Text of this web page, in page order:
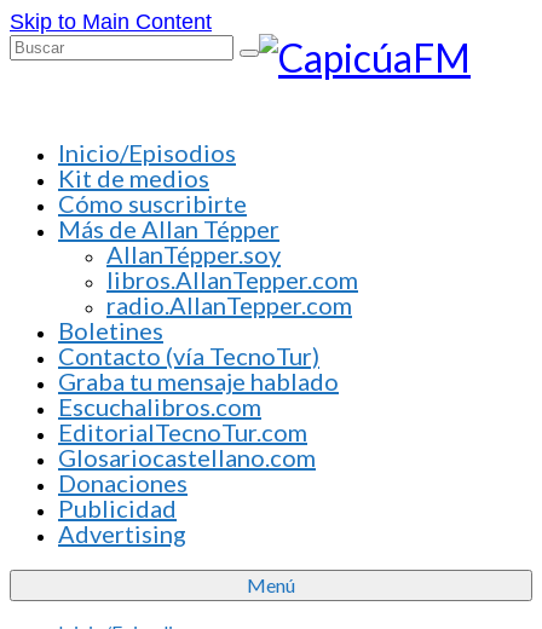
Skip to Main Content
Buscar
Inicio/Episodios
Kit de medios
Cómo suscribirte
Más de Allan Tépper
AllanTépper.soy
libros.AllanTepper.com
radio.AllanTepper.com
Boletines
Contacto (vía TecnoTur)
Graba tu mensaje hablado
Escuchalibros.com
EditorialTecnoTur.com
Glosariocastellano.com
Donaciones
Publicidad
Advertising
Menú